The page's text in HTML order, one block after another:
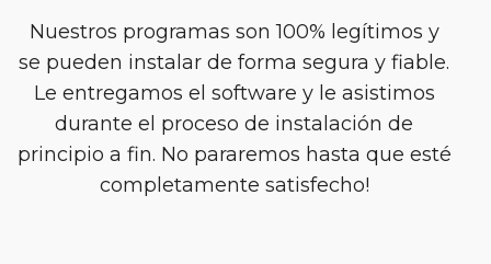
Nuestros programas son 100% legítimos y
se pueden instalar de forma segura y fiable.
Le entregamos el software y le asistimos
durante el proceso de instalación de
principio a fin. No pararemos hasta que esté
completamente satisfecho!